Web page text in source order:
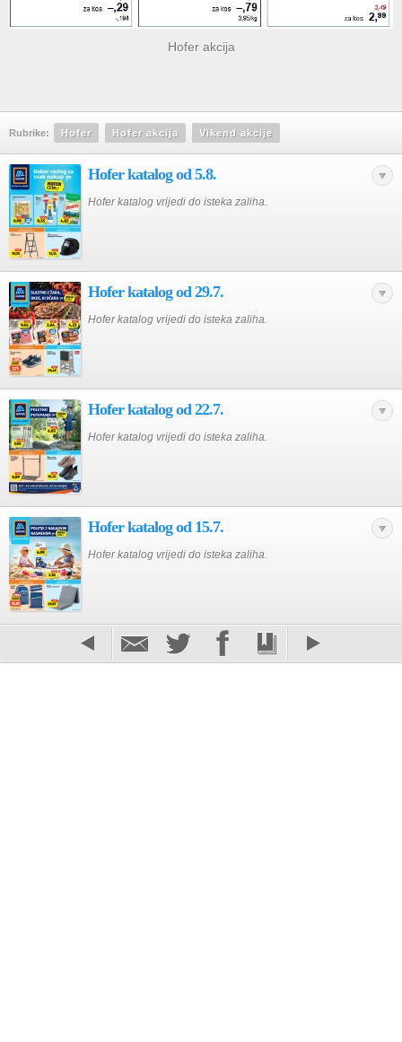
Hofer akcija
Rubrike: Hofer Hofer akcija Vikend akcije
Hofer katalog od 5.8.
Hofer katalog vrijedi do isteka zaliha.
Hofer katalog od 29.7.
Hofer katalog vrijedi do isteka zaliha.
Hofer katalog od 22.7.
Hofer katalog vrijedi do isteka zaliha.
Hofer katalog od 15.7.
Hofer katalog vrijedi do isteka zaliha.